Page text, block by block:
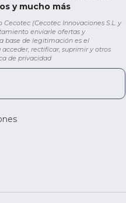
y mucho más
(Cecotec Innovaciones S.L. y
enviarle ofertas y
base de legitimación es el
rectificar, suprimir y otros
de privacidad